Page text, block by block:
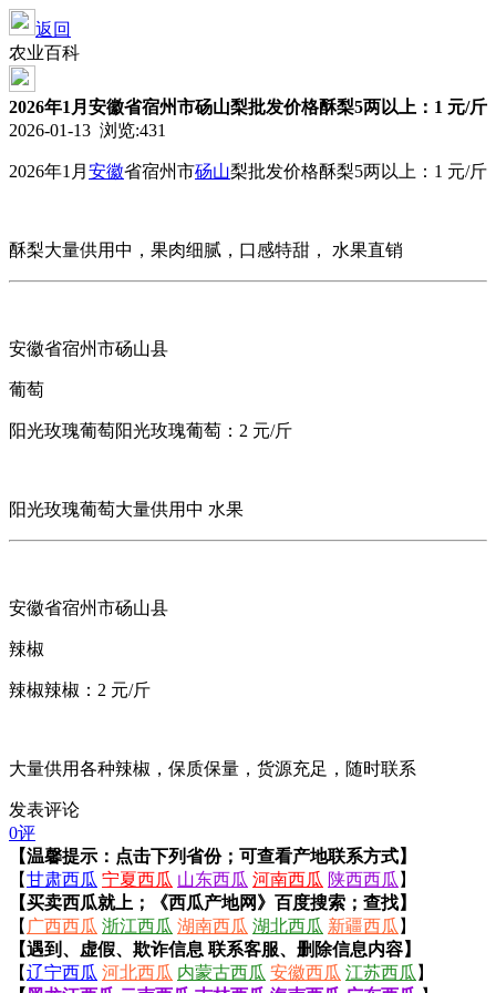
返回
农业百科
2026年1月安徽省宿州市砀山梨批发价格酥梨5两以上：1 元/斤
2026-01-13 浏览:431
2026年1月 安徽省宿州市砀山梨批发价格酥梨5两以上：1 元/斤
酥梨大量供用中，果肉细腻，口感特甜， 水果直销
安徽省宿州市砀山县
葡萄
阳光玫瑰葡萄阳光玫瑰葡萄：2 元/斤
阳光玫瑰葡萄大量供用中 水果
安徽省宿州市砀山县
辣椒
辣椒辣椒：2 元/斤
大量供用各种辣椒，保质保量，货源充足，随时联系
发表评论
0评
【温馨提示：点击下列省份；可查看产地联系方式】
【甘肃西瓜 宁夏西瓜 山东西瓜 河南西瓜 陕西西瓜 】
【买卖西瓜就上；《西瓜产地网》百度搜索；查找】
【 广西西瓜 浙江西瓜 湖南西瓜 湖北西瓜 新疆西瓜 】
【遇到、虚假、欺诈信息 联系客服、删除信息内容】
【辽宁西瓜 河北西瓜 内蒙古西瓜 安徽西瓜 江苏西瓜 】